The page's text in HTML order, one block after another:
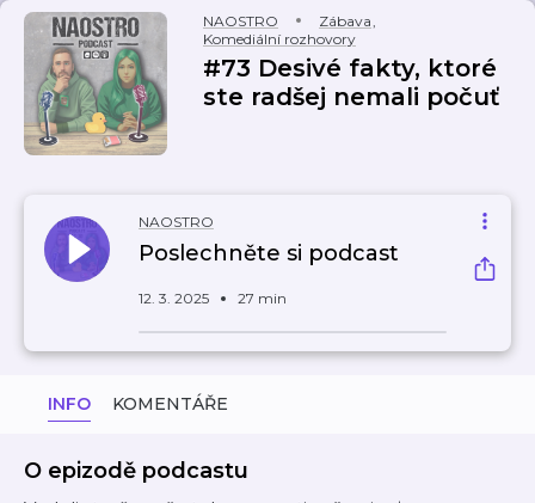
NAOSTRO Zábava,
Komediální rozhovory
#73 Desivé fakty, ktoré
ste radšej nemali počuť
NAOSTRO
Poslechněte si podcast
12. 3. 2025 27 min
INFO KOMENTÁŘE
O epizodě podcastu